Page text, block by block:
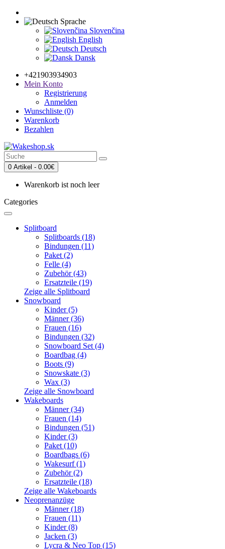
Sprache
Slovenčina
English
Deutsch
Dansk
+421903934903
Mein Konto
Registrierung
Anmelden
Wunschliste (0)
Warenkorb
Bezahlen
0 Artikel - 0.00€
Warenkorb ist noch leer
Categories
Splitboard
Splitboards (18)
Bindungen (11)
Paket (2)
Felle (4)
Zubehör (43)
Ersatzteile (19)
Zeige alle Splitboard
Snowboard
Kinder (5)
Männer (36)
Frauen (16)
Bindungen (32)
Snowboard Set (4)
Boardbag (4)
Boots (9)
Snowskate (3)
Wax (3)
Zeige alle Snowboard
Wakeboards
Männer (34)
Frauen (14)
Bindungen (51)
Kinder (3)
Paket (10)
Boardbags (6)
Wakesurf (1)
Zubehör (2)
Ersatzteile (18)
Zeige alle Wakeboards
Neoprenanzüge
Männer (18)
Frauen (11)
Kinder (8)
Jacken (3)
Lycra & Neo Top (15)